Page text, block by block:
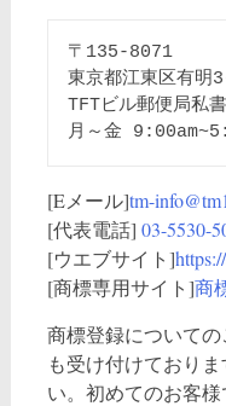
〒135-8071
東京都江東区有
TFTビル郵便局私
[Eメール]tm-
[代表電話] 03-5530-
[ウエブサイト]
[商標専用サイト]商
商標登録について
も受け付けており
い。初めてのお客